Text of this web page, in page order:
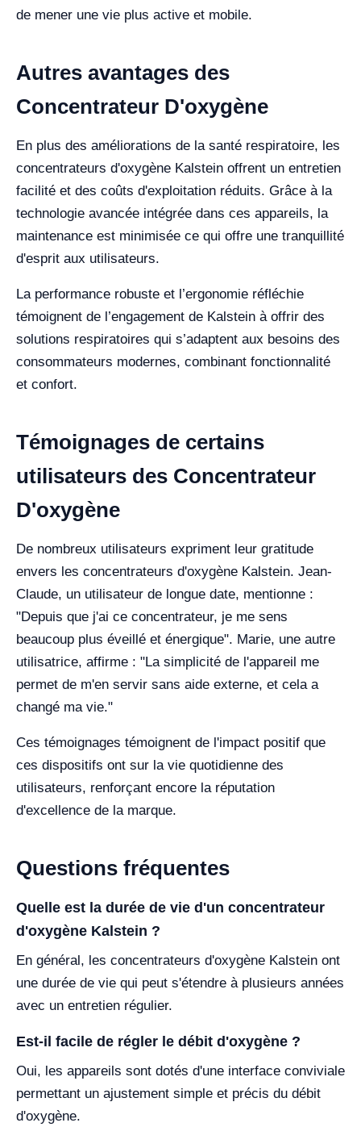
de mener une vie plus active et mobile.
Autres avantages des
Concentrateur D'oxygène
En plus des améliorations de la santé respiratoire, les
concentrateurs d'oxygène Kalstein offrent un entretien
facilité et des coûts d'exploitation réduits. Grâce à la
technologie avancée intégrée dans ces appareils, la
maintenance est minimisée ce qui offre une tranquillité
d'esprit aux utilisateurs.
La performance robuste et l’ergonomie réfléchie
témoignent de l’engagement de Kalstein à offrir des
solutions respiratoires qui s’adaptent aux besoins des
consommateurs modernes, combinant fonctionnalité
et confort.
Témoignages de certains
utilisateurs des Concentrateur
D'oxygène
De nombreux utilisateurs expriment leur gratitude
envers les concentrateurs d'oxygène Kalstein. Jean-
Claude, un utilisateur de longue date, mentionne :
"Depuis que j'ai ce concentrateur, je me sens
beaucoup plus éveillé et énergique". Marie, une autre
utilisatrice, affirme : "La simplicité de l'appareil me
permet de m'en servir sans aide externe, et cela a
changé ma vie."
Ces témoignages témoignent de l'impact positif que
ces dispositifs ont sur la vie quotidienne des
utilisateurs, renforçant encore la réputation
d'excellence de la marque.
Questions fréquentes
Quelle est la durée de vie d'un concentrateur
d'oxygène Kalstein ?
En général, les concentrateurs d'oxygène Kalstein ont
une durée de vie qui peut s'étendre à plusieurs années
avec un entretien régulier.
Est-il facile de régler le débit d'oxygène ?
Oui, les appareils sont dotés d'une interface conviviale
permettant un ajustement simple et précis du débit
d'oxygène.